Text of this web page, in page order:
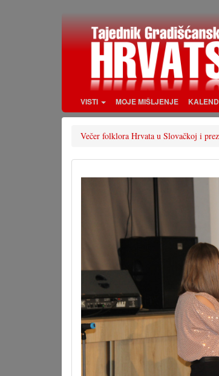
VISTI MOJE MIŠLJENJE
Večer folklora Hrvata u Slovačkoj i